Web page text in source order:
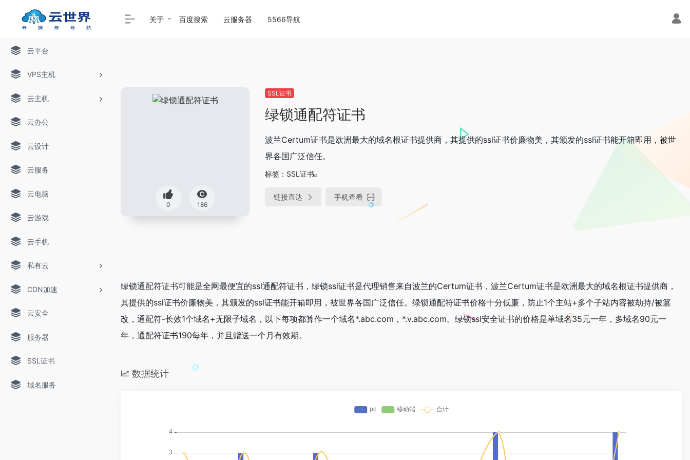
云平台
VPS主机
云主机
云办公
云设计
云服务
云电脑
云游戏
云手机
私有云
CDN加速
云安全
服务器
SSL证书
域名服务
关于 百度搜索 云服务器 5566导航
0 186
SSL证书
绿锁通配符证书
波兰​​Certum证书是欧洲最大的域名根证书提供商，其提供的ssl证书价廉物美，其颁发的ssl证书能开箱即用，被世
界各国广泛信任。
标签： SSL证书
链接直达 手机查看
绿锁通配符证书可能是全网最便宜的ssl通配符证书，绿锁ssl证书是代理销售来自波兰的​​Certum证书，波兰​​Certum证书是欧洲最大的域名根证书提供商，
其提供的ssl证书价廉物美，其颁发的ssl证书能开箱即用，被世界各国广泛信任。绿锁通配符证书价格十分低廉， 防止1个主站+多个子站内容被劫持/被篡
改， 通配符-长效1个域名+无限子域名， 以下每项都算作一个域名*.abc.com， *.v.abc.com。绿锁ssl安全证书的价格是单域名35元一年，多域名90元一
年，通配符证书190每年，并且赠送一个月有效期。
数据统计